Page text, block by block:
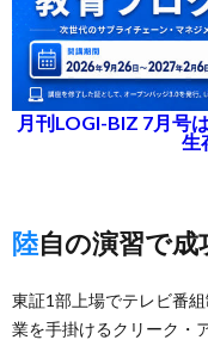
月刊LOGI-BIZ 7月号
生
陸自の演習で成
東証1部上場でテレビ番
業を手掛けるクリーク・